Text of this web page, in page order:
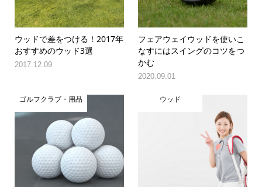
ウッドで差をつける！2017年
おすすめのウッド3選
2017.12.09
フェアウェイウッドを使いこ
なすにはスイングのコツをつ
かむ
2020.09.01
ゴルフクラブ・用品 ウッド